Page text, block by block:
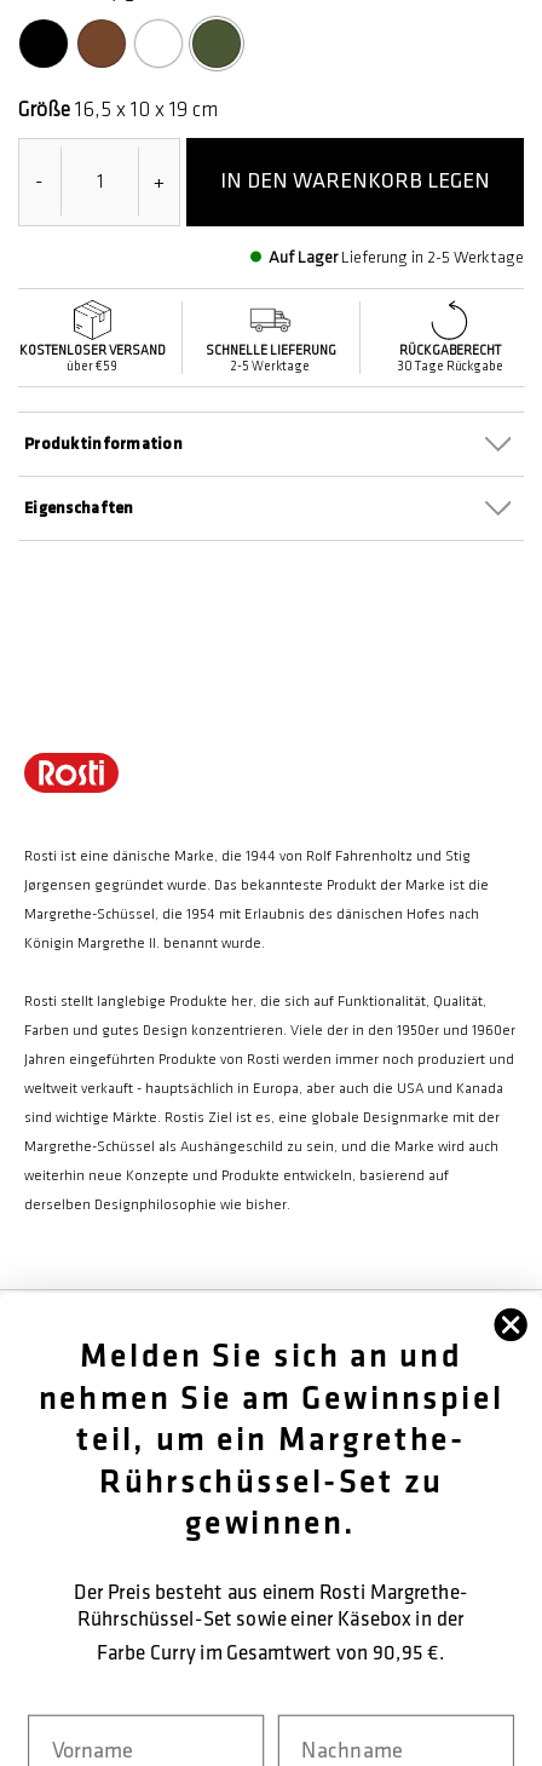
Ausgewählte
Größe 16,5 x 10 x 19 cm
- + IN DEN WARENKORB LEGEN
Auf Lager Lieferung in 2-5 Werktage
KOSTENLOSER VERSAND
über €59
SCHNELLE LIEFERUNG
2-5 Werktage
RÜCKGABERECHT
30 Tage Rückgabe
Eigenschaften
Produktinformation
Rosti ist eine dänische Marke, die 1944 von Rolf Fahrenholtz und Stig
Jørgensen gegründet wurde. Das bekannteste Produkt der Marke ist die
Margrethe-Schüssel, die 1954 mit Erlaubnis des dänischen Hofes nach
Königin Margrethe II. benannt wurde.
Rosti stellt langlebige Produkte her, die sich auf Funktionalität, Qualität,
Farben und gutes Design konzentrieren. Viele der in den 1950er und 1960er
Jahren eingeführten Produkte von Rosti werden immer noch produziert und
weltweit verkauft - hauptsächlich in Europa, aber auch die USA und Kanada
sind wichtige Märkte. Rostis Ziel ist es, eine globale Designmarke mit der
Margrethe-Schüssel als Aushängeschild zu sein, und die Marke wird auch
weiterhin neue Konzepte und Produkte entwickeln, basierend auf
derselben Designphilosophie wie bisher.
KUNDENDIENST
SICHERE BEZAHLUNG
Melden Sie sich an und
nehmen Sie am Gewinnspiel
teil, um ein Margrethe-
Rührschüssel-Set zu
gewinnen.
Der Preis besteht aus einem Rosti Margrethe-
Rührschüssel-Set sowie einer Käsebox in der
Farbe Curry im Gesamtwert von 90,95 €.